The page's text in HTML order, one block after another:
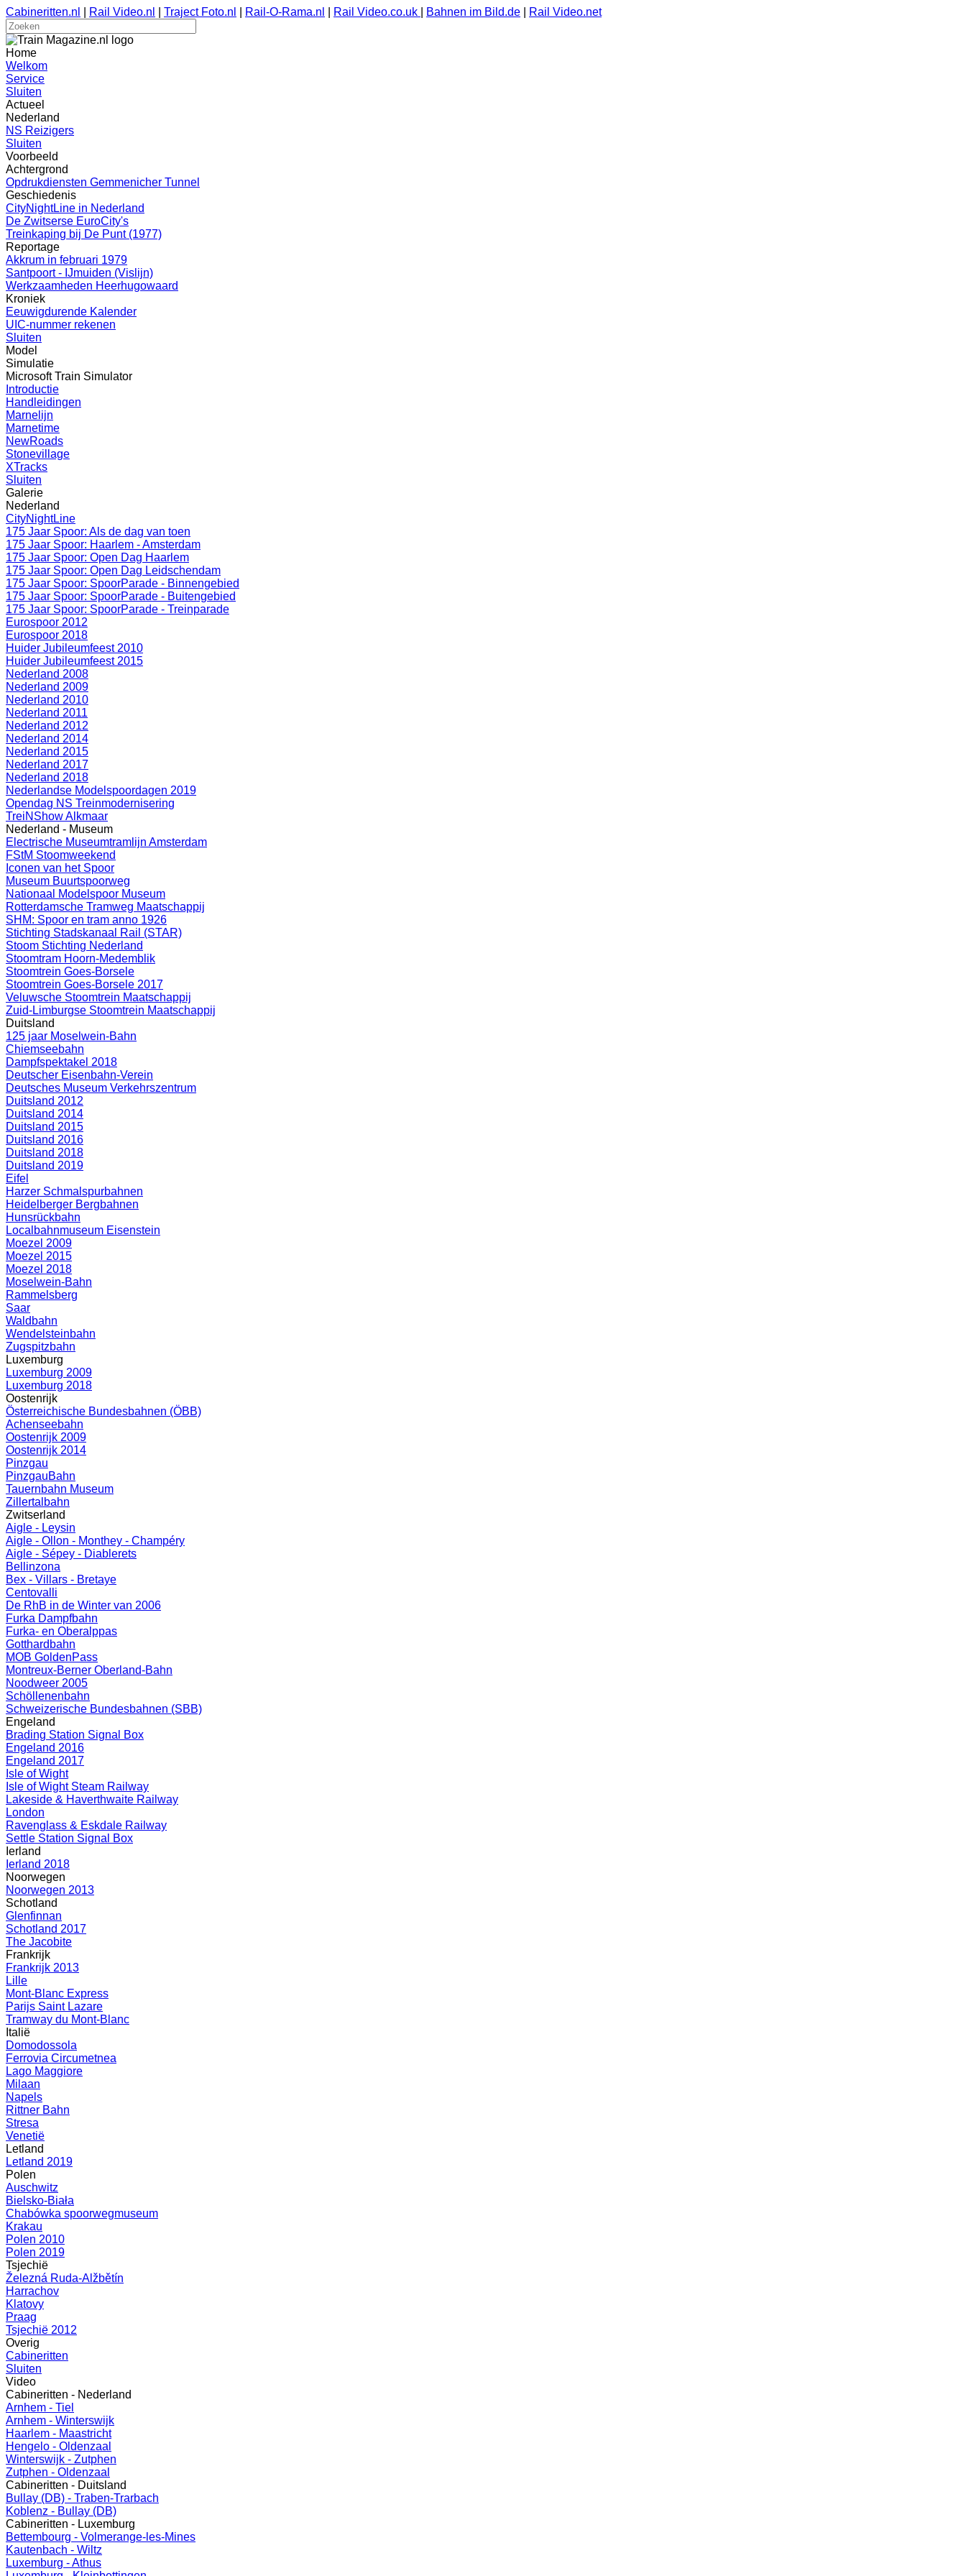
Cabineritten.nl Rail Video.nl Traject Foto.nl Rail-O-Rama.nl Rail Video.co.uk Bahnen im Bild.de Rail Video.net
Home
Welkom
Service
Sluiten
Actueel
Nederland
NS Reizigers
Sluiten
Voorbeeld
Achtergrond
Opdrukdiensten Gemmenicher Tunnel
Geschiedenis
CityNightLine in Nederland
De Zwitserse EuroCity's
Treinkaping bij De Punt (1977)
Reportage
Akkrum in februari 1979
Santpoort - IJmuiden (Vislijn)
Werkzaamheden Heerhugowaard
Kroniek
Eeuwigdurende Kalender
UIC-nummer rekenen
Sluiten
Model
Simulatie
Microsoft Train Simulator
Introductie
Handleidingen
Marnelijn
Marnetime
NewRoads
Stonevillage
XTracks
Sluiten
Galerie
Nederland
CityNightLine
175 Jaar Spoor: Als de dag van toen
175 Jaar Spoor: Haarlem - Amsterdam
175 Jaar Spoor: Open Dag Haarlem
175 Jaar Spoor: Open Dag Leidschendam
175 Jaar Spoor: SpoorParade - Binnengebied
175 Jaar Spoor: SpoorParade - Buitengebied
175 Jaar Spoor: SpoorParade - Treinparade
Eurospoor 2012
Eurospoor 2018
Huider Jubileumfeest 2010
Huider Jubileumfeest 2015
Nederland 2008
Nederland 2009
Nederland 2010
Nederland 2011
Nederland 2012
Nederland 2014
Nederland 2015
Nederland 2017
Nederland 2018
Nederlandse Modelspoordagen 2019
Opendag NS Treinmodernisering
TreiNShow Alkmaar
Nederland - Museum
Electrische Museumtramlijn Amsterdam
FStM Stoomweekend
Iconen van het Spoor
Museum Buurtspoorweg
Nationaal Modelspoor Museum
Rotterdamsche Tramweg Maatschappij
SHM: Spoor en tram anno 1926
Stichting Stadskanaal Rail (STAR)
Stoom Stichting Nederland
Stoomtram Hoorn-Medemblik
Stoomtrein Goes-Borsele
Stoomtrein Goes-Borsele 2017
Veluwsche Stoomtrein Maatschappij
Zuid-Limburgse Stoomtrein Maatschappij
Duitsland
125 jaar Moselwein-Bahn
Chiemseebahn
Dampfspektakel 2018
Deutscher Eisenbahn-Verein
Deutsches Museum Verkehrszentrum
Duitsland 2012
Duitsland 2014
Duitsland 2015
Duitsland 2016
Duitsland 2018
Duitsland 2019
Eifel
Harzer Schmalspurbahnen
Heidelberger Bergbahnen
Hunsrückbahn
Localbahnmuseum Eisenstein
Moezel 2009
Moezel 2015
Moezel 2018
Moselwein-Bahn
Rammelsberg
Saar
Waldbahn
Wendelsteinbahn
Zugspitzbahn
Luxemburg
Luxemburg 2009
Luxemburg 2018
Oostenrijk
Österreichische Bundesbahnen (ÖBB)
Achenseebahn
Oostenrijk 2009
Oostenrijk 2014
Pinzgau
PinzgauBahn
Tauernbahn Museum
Zillertalbahn
Zwitserland
Aigle - Leysin
Aigle - Ollon - Monthey - Champéry
Aigle - Sépey - Diablerets
Bellinzona
Bex - Villars - Bretaye
Centovalli
De RhB in de Winter van 2006
Furka Dampfbahn
Furka- en Oberalppas
Gotthardbahn
MOB GoldenPass
Montreux-Berner Oberland-Bahn
Noodweer 2005
Schöllenenbahn
Schweizerische Bundesbahnen (SBB)
Engeland
Brading Station Signal Box
Engeland 2016
Engeland 2017
Isle of Wight
Isle of Wight Steam Railway
Lakeside & Haverthwaite Railway
London
Ravenglass & Eskdale Railway
Settle Station Signal Box
Ierland
Ierland 2018
Noorwegen
Noorwegen 2013
Schotland
Glenfinnan
Schotland 2017
The Jacobite
Frankrijk
Frankrijk 2013
Lille
Mont-Blanc Express
Parijs Saint Lazare
Tramway du Mont-Blanc
Italië
Domodossola
Ferrovia Circumetnea
Lago Maggiore
Milaan
Napels
Rittner Bahn
Stresa
Venetië
Letland
Letland 2019
Polen
Auschwitz
Bielsko-Biała
Chabówka spoorwegmuseum
Krakau
Polen 2010
Polen 2019
Tsjechië
Železná Ruda-Alžbětín
Harrachov
Klatovy
Praag
Tsjechië 2012
Overig
Cabineritten
Sluiten
Video
Cabineritten - Nederland
Arnhem - Tiel
Arnhem - Winterswijk
Haarlem - Maastricht
Hengelo - Oldenzaal
Winterswijk - Zutphen
Zutphen - Oldenzaal
Cabineritten - Duitsland
Bullay (DB) - Traben-Trarbach
Koblenz - Bullay (DB)
Cabineritten - Luxemburg
Bettembourg - Volmerange-les-Mines
Kautenbach - Wiltz
Luxemburg - Athus